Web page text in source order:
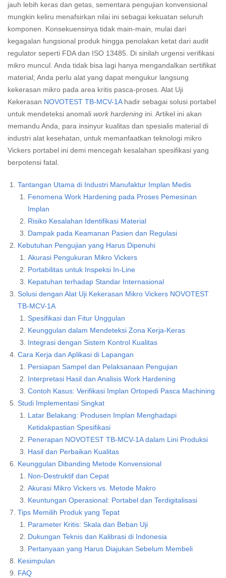
jauh lebih keras dan getas, sementara pengujian konvensional
mungkin keliru menafsirkan nilai ini sebagai kekuatan seluruh
komponen. Konsekuensinya tidak main-main, mulai dari
kegagalan fungsional produk hingga penolakan ketat dari audit
regulator seperti FDA dan ISO 13485. Di sinilah urgensi verifikasi
mikro muncul. Anda tidak bisa lagi hanya mengandalkan sertifikat
material; Anda perlu alat yang dapat mengukur langsung
kekerasan mikro pada area kritis pasca-proses. Alat Uji
Kekerasan NOVOTEST TB-MCV-1Ahadir sebagai solusi portabel
untuk mendeteksi anomali work hardening ini. Artikel ini akan
memandu Anda, para insinyur kualitas dan spesialis material di
industri alat kesehatan, untuk memanfaatkan teknologi mikro
Vickers portabel ini demi mencegah kesalahan spesifikasi yang
berpotensi fatal.
Tantangan Utama di Industri Manufaktur Implan Medis
Fenomena Work Hardening pada Proses Pemesinan
Implan
Risiko Kesalahan Identifikasi Material
Dampak pada Keamanan Pasien dan Regulasi
Kebutuhan Pengujian yang Harus Dipenuhi
Akurasi Pengukuran Mikro Vickers
Portabilitas untuk Inspeksi In-Line
Kepatuhan terhadap Standar Internasional
Solusi dengan Alat Uji Kekerasan Mikro Vickers NOVOTEST
TB-MCV-1A
Spesifikasi dan Fitur Unggulan
Keunggulan dalam Mendeteksi Zona Kerja-Keras
Integrasi dengan Sistem Kontrol Kualitas
Cara Kerja dan Aplikasi di Lapangan
Persiapan Sampel dan Pelaksanaan Pengujian
Interpretasi Hasil dan Analisis Work Hardening
Contoh Kasus: Verifikasi Implan Ortopedi Pasca Machining
Studi Implementasi Singkat
Latar Belakang: Produsen Implan Menghadapi
Ketidakpastian Spesifikasi
Penerapan NOVOTEST TB-MCV-1A dalam Lini Produksi
Hasil dan Perbaikan Kualitas
Keunggulan Dibanding Metode Konvensional
Non-Destruktif dan Cepat
Akurasi Mikro Vickers vs. Metode Makro
Keuntungan Operasional: Portabel dan Terdigitalisasi
Tips Memilih Produk yang Tepat
Parameter Kritis: Skala dan Beban Uji
Dukungan Teknis dan Kalibrasi di Indonesia
Pertanyaan yang Harus Diajukan Sebelum Membeli
Kesimpulan
FAQ